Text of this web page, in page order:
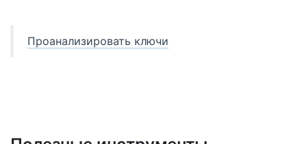
Проанализировать ключи